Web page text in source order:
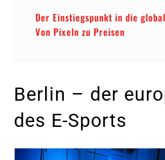
Der Einstiegspunkt in die
Von Pixeln zu Preisen
Berlin – der
des E-Sports